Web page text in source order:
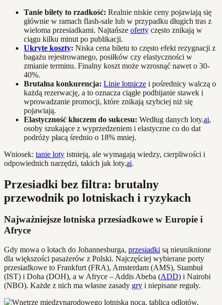
Tanie bilety to rzadkość: Realnie niskie ceny pojawiają się
głównie w ramach flash-sale lub w przypadku długich tras z
wieloma przesiadkami. Najtańsze oferty często znikają w
ciągu kilku minut po publikacji.
Ukryte koszty: Niska cena biletu to często efekt rezygnacji z
bagażu rejestrowanego, posiłków czy elastyczności w
zmianie terminu. Finalny koszt może wzrosnąć nawet o 30-
40%.
Brutalna konkurencja: Linie lotnicze i pośrednicy walczą o
każdą rezerwację, a to oznacza ciągłe podbijanie stawek i
wprowadzanie promocji, które znikają szybciej niż się
pojawiają.
Elastyczność kluczem do sukcesu: Według danych loty.ai,
osoby szukające z wyprzedzeniem i elastyczne co do dat
podróży płacą średnio o 18% mniej.
Wniosek: tanie loty istnieją, ale wymagają wiedzy, cierpliwości i
odpowiednich narzędzi, takich jak loty.ai.
Przesiadki bez filtra: brutalny
przewodnik po lotniskach i ryzykach
Najważniejsze lotniska przesiadkowe w Europie i
Afryce
Gdy mowa o lotach do Johannesburga, przesiadki są nieuniknione
dla większości pasażerów z Polski. Najczęściej wybierane porty
przesiadkowe to Frankfurt (FRA), Amsterdam (AMS), Stambuł
(IST) i Doha (DOH), a w Afryce – Addis Abeba (ADD) i Nairobi
(NBO). Każde z nich ma własne zasady gry i niepisane reguły.